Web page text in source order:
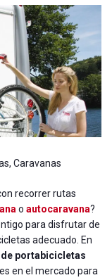
, Caravanas
recorrer rutas
o autocaravana?
para disfrutar de
adecuado. En
portabicicletas
en el mercado para